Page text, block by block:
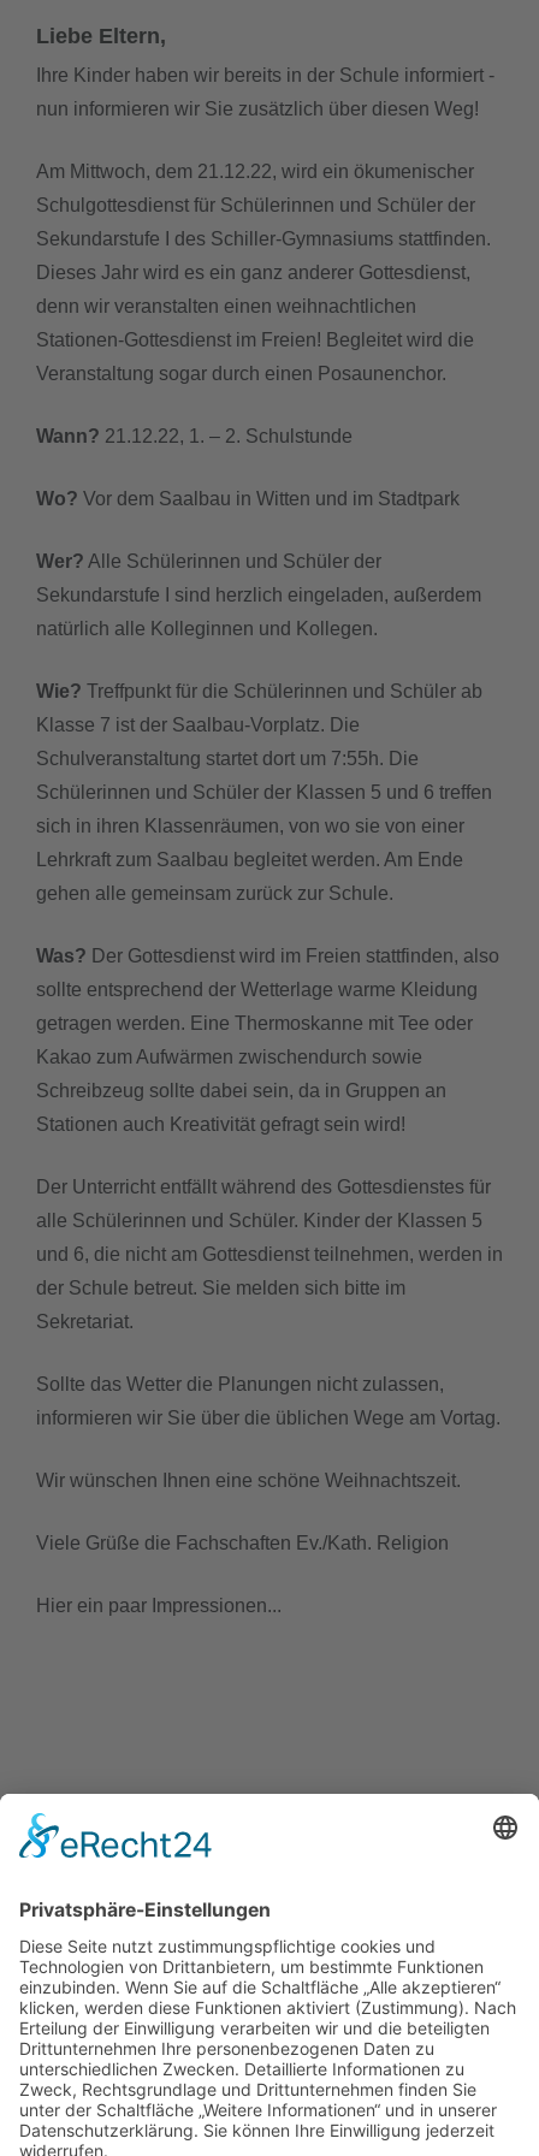
schiller.news
hitzebedingte Kurzstunden vom 22.6 bis 26.6.2026
Einladung zum Kennenlern-Nachmittag am 2.7.2026
Liebe Eltern,
Ihre Kinder haben wir bereits in der Schule informiert -
nun informieren wir Sie zusätzlich über diesen Weg!
Am Mittwoch, dem 21.12.22, wird ein ökumenischer
Schulgottesdienst für Schülerinnen und Schüler der
Sekundarstufe I des Schiller-Gymnasiums stattfinden.
Dieses Jahr wird es ein ganz anderer Gottesdienst,
denn wir veranstalten einen weihnachtlichen
Stationen-Gottesdienst im Freien! Begleitet wird die
Veranstaltung sogar durch einen Posaunenchor.
Wann? 21.12.22, 1. – 2. Schulstunde
Wo? Vor dem Saalbau in Witten und im Stadtpark
Wer? Alle Schülerinnen und Schüler der
Sekundarstufe I sind herzlich eingeladen, außerdem
natürlich alle Kolleginnen und Kollegen.
Wie? Treffpunkt für die Schülerinnen und Schüler ab
Klasse 7 ist der Saalbau-Vorplatz. Die
Schulveranstaltung startet dort um 7:55h. Die
Schülerinnen und Schüler der Klassen 5 und 6 treffen
sich in ihren Klassenräumen, von wo sie von einer
Lehrkraft zum Saalbau begleitet werden. Am Ende
gehen alle gemeinsam zurück zur Schule.
Was? Der Gottesdienst wird im Freien stattfinden, also
sollte entsprechend der Wetterlage warme Kleidung
getragen werden. Eine Thermoskanne mit Tee oder
Kakao zum Aufwärmen zwischendurch sowie
Schreibzeug sollte dabei sein, da in Gruppen an
Stationen auch Kreativität gefragt sein wird!
Der Unterricht entfällt während des Gottesdienstes für
alle Schülerinnen und Schüler. Kinder der Klassen 5
und 6, die nicht am Gottesdienst teilnehmen, werden in
der Schule betreut. Sie melden sich bitte im
Sekretariat.
Sollte das Wetter die Planungen nicht zulassen,
informieren wir Sie über die üblichen Wege am Vortag.
Wir wünschen Ihnen eine schöne Weihnachtszeit.
Viele Grüße die Fachschaften Ev./Kath. Religion
Hier ein paar Impressionen...
DetailsVeröffentlicht: 18. Dezember 2022
termine
sgw.klassenarbeiten